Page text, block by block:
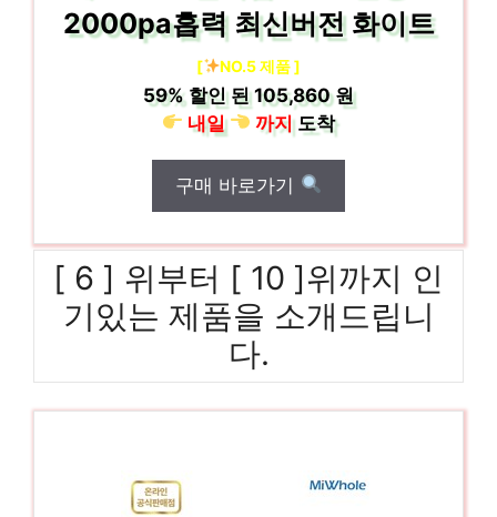
2000pa흡력 최신버전 화이트
[ NO.5 제품 ]
59% 할인 된105,860 원
내일
까지도착
구매 바로가기
[ 6 ] 위부터 [ 10 ]위까지 인
기있는 제품을 소개드립니
다.